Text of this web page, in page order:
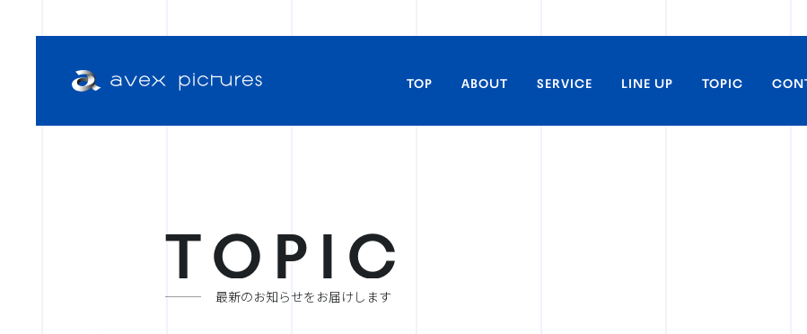
TOP ABOUT SERVICE LINE UP TOPIC
T O P C
最新のお知らせをお届けします